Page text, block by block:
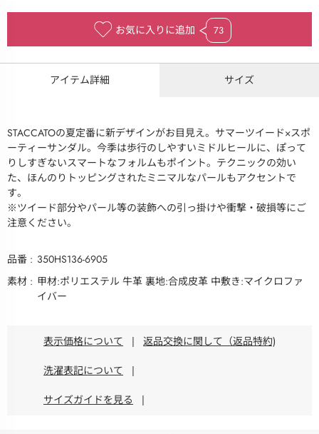
お気に入りに追加 73
アイテム詳細 サイズ
STACCATOの夏定番に新デザインがお目見え。サマーツイード×スポ
ーティーサンダル。今季は歩行のしやすいミドルヒールに、ぽって
りしすぎないスマートなフォルムもポイント。テクニックの効い
た、ほんのりトッピングされたミニマルなパールもアクセントで
す。
※ツイード部分やパール等の装飾への引っ掛けや衝撃・破損等にご
注意ください。
品番
350HS136-6905
素材
甲材:ポリエステル 牛革 裏地:合成皮革 中敷き:マイクロファ
イバー
表示価格について | 返品交換に関して（返品特約)
洗濯表記について |
サイズガイドを見る |